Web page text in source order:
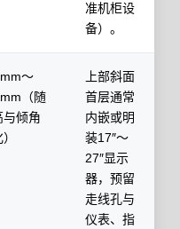
准机柜设
备）。
～
（随
与倾角
上部斜面
首层通常
内嵌或明
装17″～
27″显示
器，预留
走线孔与
仪表、指